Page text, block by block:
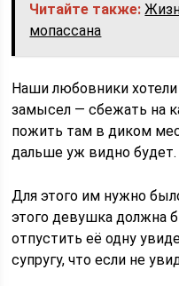
Читайте также:
мопассана
Наши любовники
замысел — сбежать на
пожить там в диком
дальше уж видно будет.
Для этого им нужно
этого девушка должна
отпустить её одну
супругу, что если не